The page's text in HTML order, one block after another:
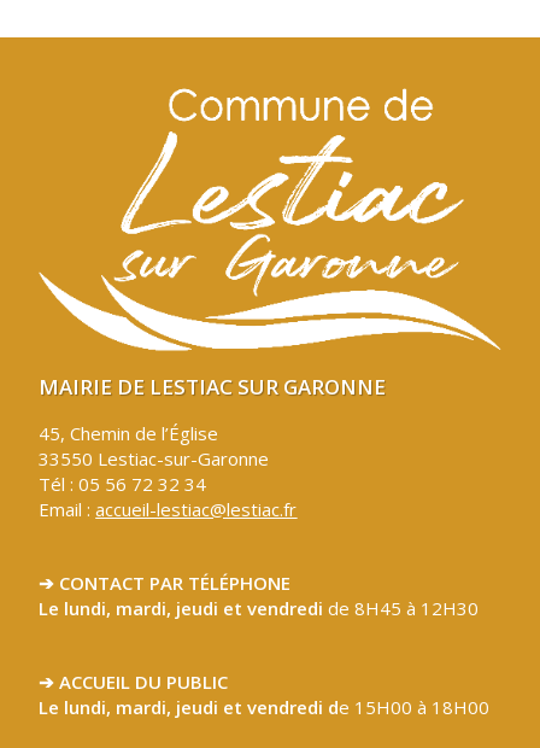
MAIRIE DE LESTIAC SUR GARONNE
45, Chemin de l’Église
33550 Lestiac-sur-Garonne
Tél : 05 56 72 32 34
Email :accueil-lestiac@lestiac.fr
➔ CONTACT PAR TÉLÉPHONE
Le lundi, mardi, jeudi et vendredide 8H45 à 12H30
➔ ACCUEIL DU PUBLIC
Le lundi, mardi, jeudi et vendredi de 15H00 à 18H00